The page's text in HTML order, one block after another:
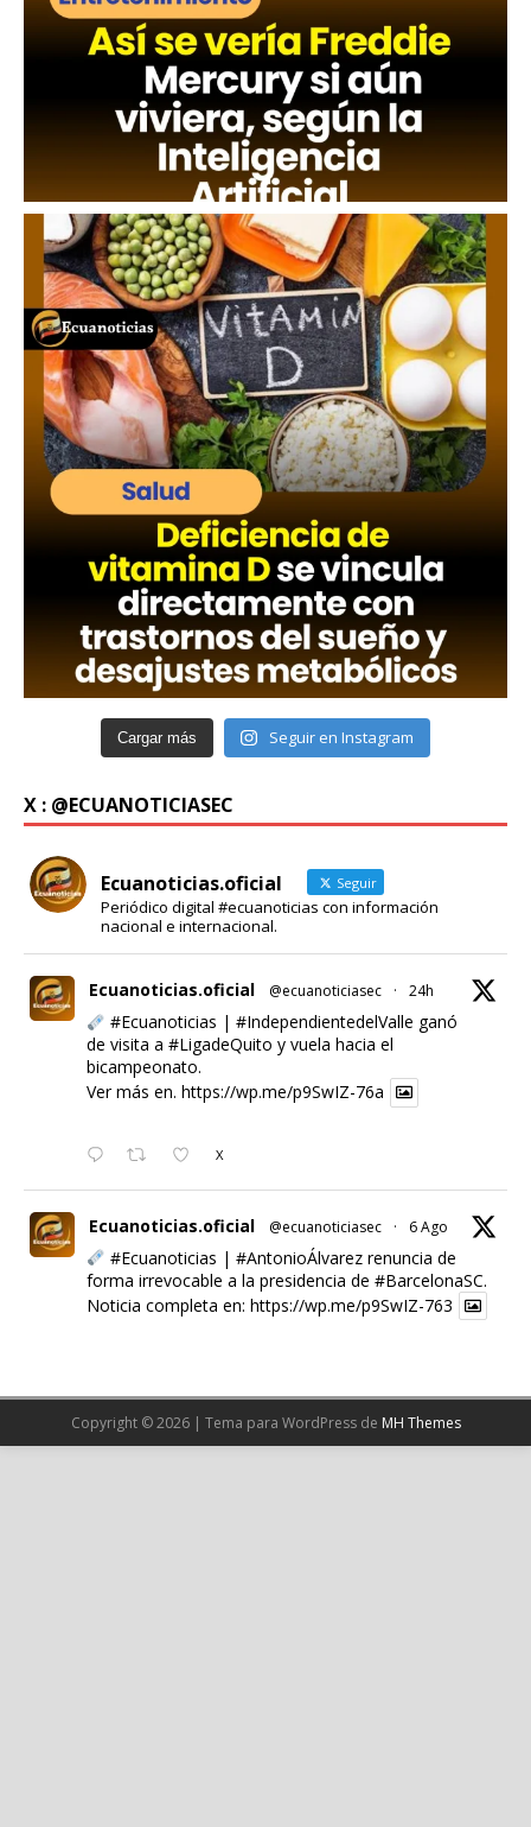
Cargar más Seguir en Instagram
X : @ECUANOTICIASEC
Ecuanoticias.oficial Seguir
Periódico digital #ecuanoticias con información
nacional e internacional.
Ecuanoticias.oficial @ecuanoticiasec · 24h
#Ecuanoticias | #IndependientedelValle ganó
de visita a #LigadeQuito y vuela hacia el
bicampeonato.
Ver más en. https://wp.me/p9SwIZ-76a
X
Ecuanoticias.oficial @ecuanoticiasec · 6 Ago
#Ecuanoticias | #AntonioÁlvarezrenuncia de
forma irrevocable a la presidencia de #BarcelonaSC.
Noticia completa en: https://wp.me/p9SwIZ-763
Cargar más
Copyright © 2026 | Tema para WordPress de MH Themes